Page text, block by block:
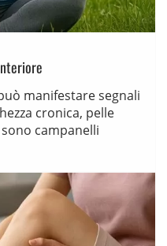
manifestare segnali
cronica, pelle
campanelli